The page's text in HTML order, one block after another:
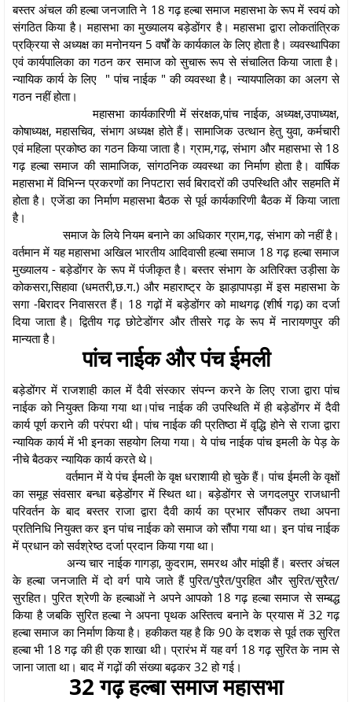
बस्तर अंचल की हल्बा जनजाति ने 18 गढ़ हल्बा समाज महासभा के रूप में स्वयं को
संगठित किया है। महासभा का मुख्यालय बड़ेडोंगर है। महासभा द्वारा लोकतांत्रिक
प्रक्रिया से अध्यक्ष का मनोनयन 5 वर्षों के कार्यकाल के लिए होता है। व्यवस्थापिका
एवं कार्यपालिका का गठन कर समाज को सुचारू रूप से संचालित किया जाता है।
न्यायिक कार्य के लिए " पांच नाईक " की व्यवस्था है। न्यायपालिका का अलग से
गठन नहीं होता।
महासभा कार्यकारिणी में संरक्षक,पांच नाईक, अध्यक्ष,उपाध्यक्ष,
कोषाध्यक्ष, महासचिव, संभाग अध्यक्ष होते हैं। सामाजिक उत्थान हेतु युवा, कर्मचारी
एवं महिला प्रकोष्ठ का गठन किया जाता है। ग्राम,गढ़, संभाग और महासभा से 18
गढ़ हल्बा समाज की सामाजिक, सांगठनिक व्यवस्था का निर्माण होता है। वार्षिक
महासभा में विभिन्न प्रकरणों का निपटारा सर्व बिरादरों की उपस्थिति और सहमति में
होता है। एजेंडा का निर्माण महासभा बैठक से पूर्व कार्यकारिणी बैठक में किया जाता
है।
समाज के लिये नियम बनाने का अधिकार ग्राम,गढ़, संभाग को नहीं है।
वर्तमान में यह महासभा अखिल भारतीय आदिवासी हल्बा समाज 18 गढ़ हल्बा समाज
मुख्यालय - बड़ेडोंगर के रूप में पंजीकृत है। बस्तर संभाग के अतिरिक्त उड़ीसा के
कोकसरा,सिहावा (धमतरी,छ.ग.) और महाराष्ट्र के झाड़ापापड़ा में इस महासभा के
सगा -बिरादर निवासरत हैं। 18 गढ़ों में बड़ेडोंगर को माथगढ़ (शीर्ष गढ़) का दर्जा
दिया जाता है। द्वितीय गढ़ छोटेडोंगर और तीसरे गढ़ के रूप में नारायणपुर की
मान्यता है।
पांच नाईक और पंच ईमली
बड़ेडोंगर में राजशाही काल में दैवी संस्कार संपन्न करने के लिए राजा द्वारा पांच
नाईक को नियुक्त किया गया था।पांच नाईक की उपस्थिति में ही बड़ेडोंगर में दैवी
कार्य पूर्ण कराने की परंपरा थी। पांच नाईक की प्रतिष्ठा में वृद्धि होने से राजा द्वारा
न्यायिक कार्य में भी इनका सहयोग लिया गया। ये पांच नाईक पांच इमली के पेड़ के
नीचे बैठकर न्यायिक कार्य करते थे।
वर्तमान में ये पंच ईमली के वृक्ष धराशायी हो चुके हैं। पांच ईमली के वृक्षों
का समूह संवसार बन्धा बड़ेडोंगर में स्थित था। बड़ेडोंगर से जगदलपुर राजधानी
परिवर्तन के बाद बस्तर राजा द्वारा दैवी कार्य का प्रभार सौंपकर तथा अपना
प्रतिनिधि नियुक्त कर इन पांच नाईक को समाज को सौंपा गया था। इन पांच नाईक
में प्रधान को सर्वश्रेष्ठ दर्जा प्रदान किया गया था।
अन्य चार नाईक गागड़ा, कुदराम, समरथ और मांझी हैं। बस्तर अंचल
के हल्बा जनजाति में दो वर्ग पाये जाते हैं पुरित/पुरैत/पुरहित और सुरित/सुरैत/
सुरहित। पुरित श्रेणी के हल्बाओं ने अपने आपको 18 गढ़ हल्बा समाज से सम्बद्ध
किया है जबकि सुरित हल्बा ने अपना पृथक अस्तित्व बनाने के प्रयास में 32 गढ़
हल्बा समाज का निर्माण किया है। हकीकत यह है कि 90 के दशक से पूर्व तक सुरित
हल्बा भी 18 गढ़ की ही एक शाखा थी। प्रारंभ में यह वर्ग 18 गढ़ सुरित के नाम से
जाना जाता था। बाद में गढ़ों की संख्या बढ़कर 32 हो गई।
32 गढ़ हल्बा समाज महासभा